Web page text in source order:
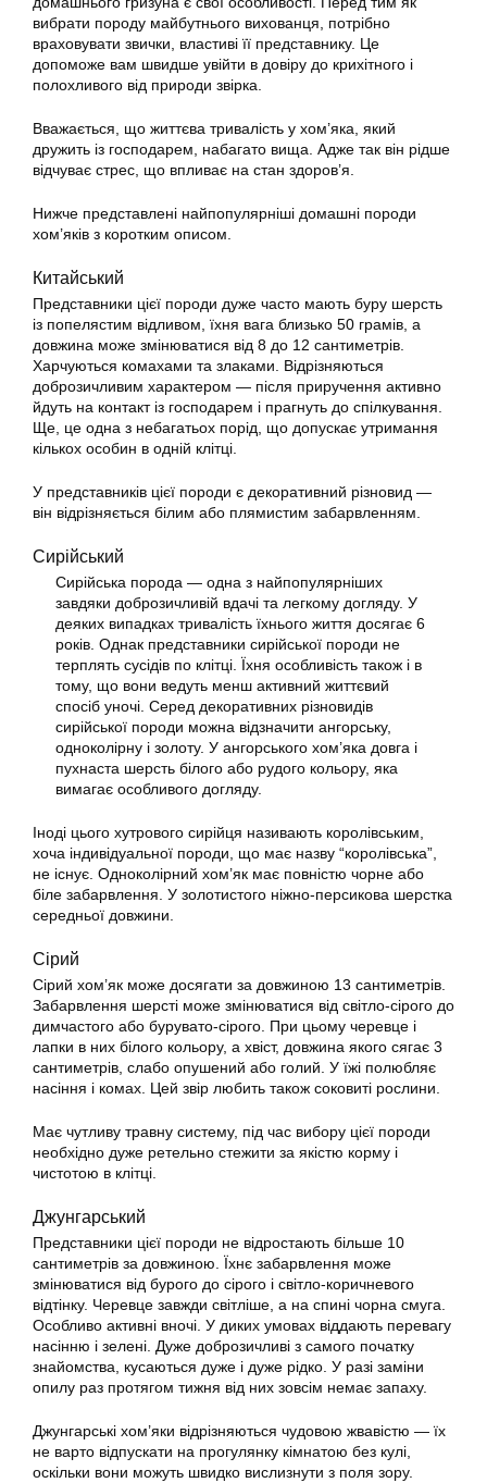
вибрати породу майбутнього вихованця, потрібно
враховувати звички, властиві її представнику. Це
допоможе вам швидше увійти в довіру до крихітного і
полохливого від природи звірка.
Вважається, що життєва тривалість у хом’яка, який
дружить із господарем, набагато вища. Адже так він рідше
відчуває стрес, що впливає на стан здоров’я.
Нижче представлені найпопулярніші домашні породи
хом’яків з коротким описом.
Китайський
Представники цієї породи дуже часто мають буру шерсть
із попелястим відливом, їхня вага близько 50 грамів, а
довжина може змінюватися від 8 до 12 сантиметрів.
Харчуються комахами та злаками. Відрізняються
доброзичливим характером — після приручення активно
йдуть на контакт із господарем і прагнуть до спілкування.
Ще, це одна з небагатьох порід, що допускає утримання
кількох особин в одній клітці.
У представників цієї породи є декоративний різновид —
він відрізняється білим або плямистим забарвленням.
Сирійський
Сирійська порода — одна з найпопулярніших
завдяки доброзичливій вдачі та легкому догляду. У
деяких випадках тривалість їхнього життя досягає 6
років. Однак представники сирійської породи не
терплять сусідів по клітці. Їхня особливість також і в
тому, що вони ведуть менш активний життєвий
спосіб уночі. Серед декоративних різновидів
сирійської породи можна відзначити ангорську,
одноколірну і золоту. У ангорського хом’яка довга і
пухнаста шерсть білого або рудого кольору, яка
вимагає особливого догляду.
Іноді цього хутрового сирійця називають королівським,
хоча індивідуальної породи, що має назву “королівська”,
не існує. Одноколірний хом’як має повністю чорне або
біле забарвлення. У золотистого ніжно-персикова шерстка
середньої довжини.
Сірий
Сірий хом’як може досягати за довжиною 13 сантиметрів.
Забарвлення шерсті може змінюватися від світло-сірого до
димчастого або бурувато-сірого. При цьому черевце і
лапки в них білого кольору, а хвіст, довжина якого сягає 3
сантиметрів, слабо опушений або голий. У їжі полюбляє
насіння і комах. Цей звір любить також соковиті рослини.
Має чутливу травну систему, під час вибору цієї породи
необхідно дуже ретельно стежити за якістю корму і
чистотою в клітці.
Джунгарський
Представники цієї породи не відростають більше 10
сантиметрів за довжиною. Їхнє забарвлення може
змінюватися від бурого до сірого і світло-коричневого
відтінку. Черевце завжди світліше, а на спині чорна смуга.
Особливо активні вночі. У диких умовах віддають перевагу
насінню і зелені. Дуже доброзичливі з самого початку
знайомства, кусаються дуже і дуже рідко. У разі заміни
опилу раз протягом тижня від них зовсім немає запаху.
Джунгарські хом’яки відрізняються чудовою жвавістю — їх
не варто відпускати на прогулянку кімнатою без кулі,
оскільки вони можуть швидко вислизнути з поля зору.